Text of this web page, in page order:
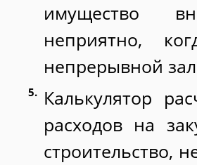
имущество
неприятно,
непрерывной
Калькулятор
расходов на
строительство,